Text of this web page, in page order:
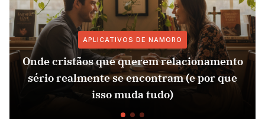
APLICATIVOS DE NAMORO
Onde cristãos que querem relacionamento
sério realmente se encontram (e por que
isso muda tudo)